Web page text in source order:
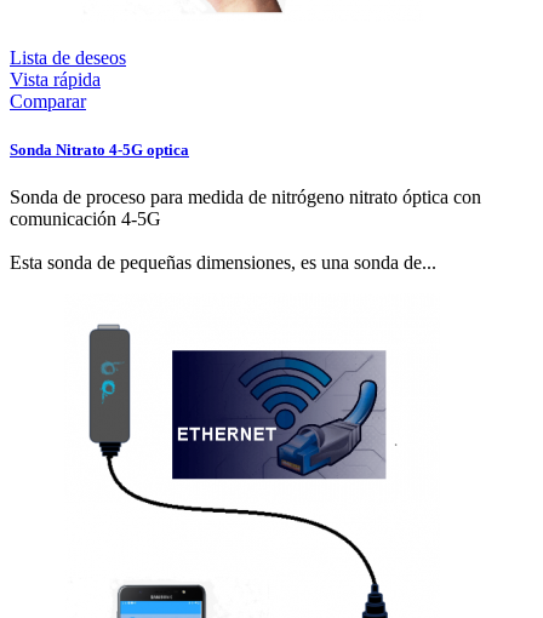
Lista de deseos
Vista rápida
Comparar
Sonda Nitrato 4-5G optica
Sonda de proceso para medida de nitrógeno nitrato óptica con
comunicación 4-5G
Esta sonda de pequeñas dimensiones, es una sonda de...